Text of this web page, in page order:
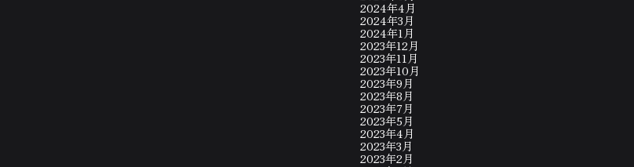
2024年4月
2024年3月
2024年1月
2023年12月
2023年11月
2023年10月
2023年9月
2023年8月
2023年7月
2023年5月
2023年4月
2023年3月
2023年2月